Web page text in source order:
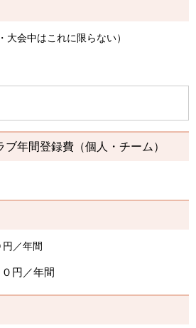
会中はこれに限らない）
年間登録費（個人・チーム）
／年間
円／年間